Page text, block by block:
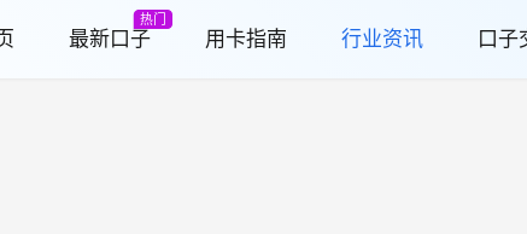
最新口子
热门
用卡指南 行业资讯 口子